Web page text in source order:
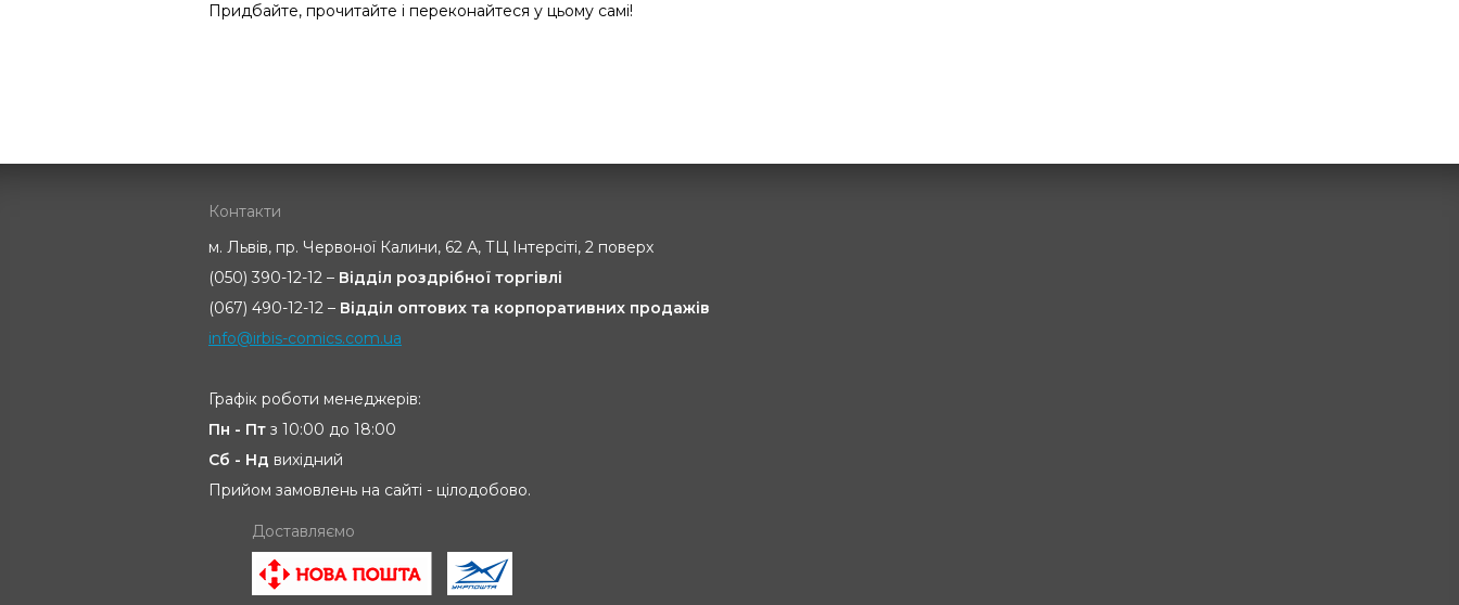
Придбайте, прочитайте і переконайтеся у цьому самі!
Контакти
м. Львів, пр. Червоної Калини, 62 А, ТЦ Інтерсіті, 2 поверх
(050) 390-12-12 – Відділ роздрібної торгівлі
(067) 490-12-12 – Відділ оптових та корпоративних продажів
info@irbis-comics.com.ua
Графік роботи менеджерів:
Пн - Пт з 10:00 до 18:00
Сб - Нд вихідний
Прийом замовлень на сайті - цілодобово.
Доставляємо